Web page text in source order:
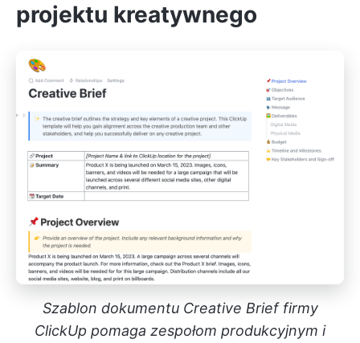
projektu kreatywnego
Szablon dokumentu Creative Brief firmy
ClickUp pomaga zespołom produkcyjnym i